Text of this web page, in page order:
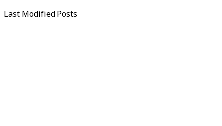
Last Modified Posts